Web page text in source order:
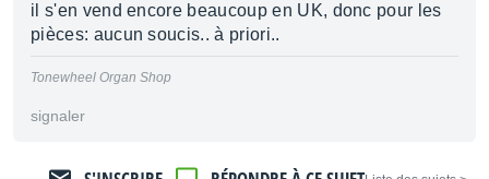
il s'en vend encore beaucoup en UK, donc pour les
pièces: aucun soucis.. à priori..
Tonewheel Organ Shop
signaler